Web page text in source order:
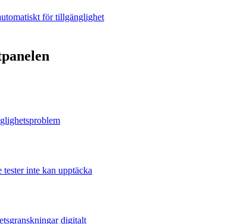
för tillgänglighet
inte kan upptäcka
digitalt